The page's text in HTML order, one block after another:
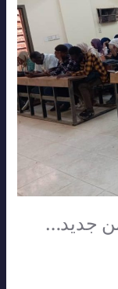
البداية من جديد…